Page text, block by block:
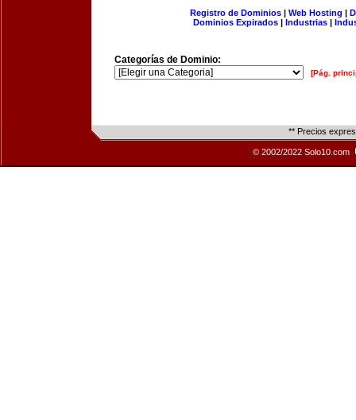
Registro de Dominios| Web Hosting |
Dominios Expirados | Industrias |
Categorías de Dominio:
[Pág.
** Precios
© 2002/2022 Solo10.com